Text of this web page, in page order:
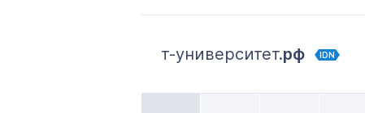
т-университет.рф IDN